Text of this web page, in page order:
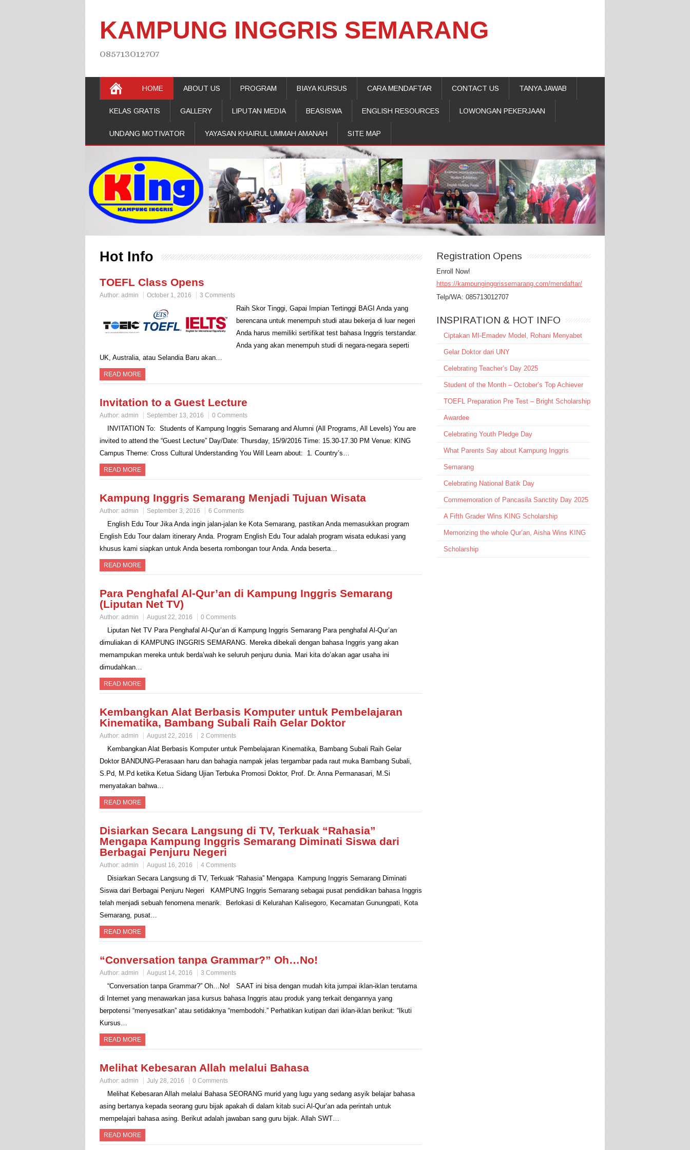
KAMPUNG INGGRIS SEMARANG
085713012707
HOME ABOUT US PROGRAM BIAYA KURSUS CARA MENDAFTAR CONTACT US TANYA JAWAB
KELAS GRATIS GALLERY LIPUTAN MEDIA BEASISWA ENGLISH RESOURCES LOWONGAN PEKERJAAN
UNDANG MOTIVATOR YAYASAN KHAIRUL UMMAH AMANAH SITE MAP
Hot Info
TOEFL Class Opens
Author: admin October 1, 2016 3 Comments
Raih Skor Tinggi, Gapai Impian Tertinggi BAGI Anda yang
berencana untuk menempuh studi atau bekerja di luar negeri
Anda harus memiliki sertifikat test bahasa Inggris terstandar.
Anda yang akan menempuh studi di negara-negara seperti
UK, Australia, atau Selandia Baru akan…
READ MORE
Invitation to a Guest Lecture
Author: admin September 13, 2016 0 Comments
INVITATION To: Students of Kampung Inggris Semarang and Alumni (All Programs, All Levels) You are
invited to attend the “Guest Lecture” Day/Date: Thursday, 15/9/2016 Time: 15.30-17.30 PM Venue: KING
Campus Theme: Cross Cultural Understanding You Will Learn about: 1. Country’s…
READ MORE
Kampung Inggris Semarang Menjadi Tujuan Wisata
Author: admin September 3, 2016 6 Comments
English Edu Tour Jika Anda ingin jalan-jalan ke Kota Semarang, pastikan Anda memasukkan program
English Edu Tour dalam itinerary Anda. Program English Edu Tour adalah program wisata edukasi yang
khusus kami siapkan untuk Anda beserta rombongan tour Anda. Anda beserta…
READ MORE
Para Penghafal Al-Qur’an di Kampung Inggris Semarang
(Liputan Net TV)
Author: admin August 22, 2016 0 Comments
Liputan Net TV Para Penghafal Al-Qur’an di Kampung Inggris Semarang Para penghafal Al-Qur’an
dimuliakan di KAMPUNG INGGRIS SEMARANG. Mereka dibekali dengan bahasa Inggris yang akan
memampukan mereka untuk berda’wah ke seluruh penjuru dunia. Mari kita do’akan agar usaha ini
dimudahkan…
READ MORE
Kembangkan Alat Berbasis Komputer untuk Pembelajaran
Kinematika, Bambang Subali Raih Gelar Doktor
Author: admin August 22, 2016 2 Comments
Kembangkan Alat Berbasis Komputer untuk Pembelajaran Kinematika, Bambang Subali Raih Gelar
Doktor BANDUNG-Perasaan haru dan bahagia nampak jelas tergambar pada raut muka Bambang Subali,
S.Pd, M.Pd ketika Ketua Sidang Ujian Terbuka Promosi Doktor, Prof. Dr. Anna Permanasari, M.Si
menyatakan bahwa…
READ MORE
Disiarkan Secara Langsung di TV, Terkuak “Rahasia”
Mengapa Kampung Inggris Semarang Diminati Siswa dari
Berbagai Penjuru Negeri
Author: admin August 16, 2016 4 Comments
Disiarkan Secara Langsung di TV, Terkuak “Rahasia” Mengapa Kampung Inggris Semarang Diminati
Siswa dari Berbagai Penjuru Negeri KAMPUNG Inggris Semarang sebagai pusat pendidikan bahasa Inggris
telah menjadi sebuah fenomena menarik. Berlokasi di Kelurahan Kalisegoro, Kecamatan Gunungpati, Kota
Semarang, pusat…
READ MORE
“Conversation tanpa Grammar?” Oh…No!
Author: admin August 14, 2016 3 Comments
“Conversation tanpa Grammar?” Oh…No! SAAT ini bisa dengan mudah kita jumpai iklan-iklan terutama
di Internet yang menawarkan jasa kursus bahasa Inggris atau produk yang terkait dengannya yang
berpotensi “menyesatkan” atau setidaknya “membodohi.” Perhatikan kutipan dari iklan-iklan berikut: “Ikuti
Kursus…
READ MORE
Melihat Kebesaran Allah melalui Bahasa
Author: admin July 28, 2016 0 Comments
Melihat Kebesaran Allah melalui Bahasa SEORANG murid yang lugu yang sedang asyik belajar bahasa
asing bertanya kepada seorang guru bijak apakah di dalam kitab suci Al-Qur’an ada perintah untuk
mempelajari bahasa asing. Berikut adalah jawaban sang guru bijak. Allah SWT…
READ MORE
Registration Opens
Enroll Now!
https://kampunginggrissemarang.com/mendaftar/
Telp/WA: 085713012707
INSPIRATION & HOT INFO
Ciptakan MI-Emadev Model, Rohani Menyabet
Gelar Doktor dari UNY
Celebrating Teacher’s Day 2025
Student of the Month – October’s Top Achiever
TOEFL Preparation Pre Test – Bright Scholarship
Awardee
Celebrating Youth Pledge Day
What Parents Say about Kampung Inggris
Semarang
Celebrating National Batik Day
Commemoration of Pancasila Sanctity Day 2025
A Fifth Grader Wins KING Scholarship
Memorizing the whole Qur’an, Aisha Wins KING
Scholarship